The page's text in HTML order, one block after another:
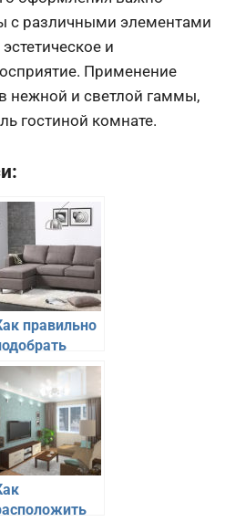
с различными элементами
и
Применение
нежной и светлой гаммы,
гостиной комнате.
правильно
дивана
гостиной